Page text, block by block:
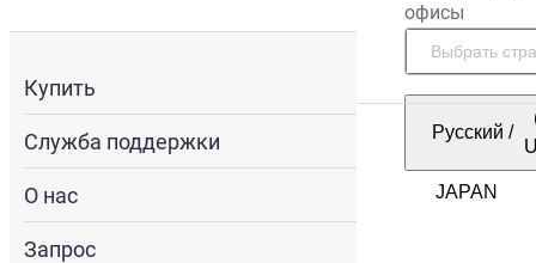
офисы
Русский /
Купить
Служба поддержки
О нас
Запрос